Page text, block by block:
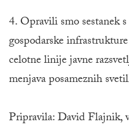
4. Opravili smo sestanek
gospodarske
celotne linije javne
menjava posameznih
Pripravila: David Flajnik,